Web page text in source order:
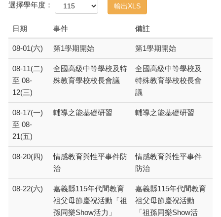
選擇學年度： 輸出XLS
日期 事件 備註
08-01(六) 第1學期開始 第1學期開始
08-11(二)
至 08-
12(三)
全國高級中等學校及特
殊教育學校校長會議
全國高級中等學校及
特殊教育學校校長會
議
08-17(一)
至 08-
21(五)
輔導之能基礎研習 輔導之能基礎研習
08-20(四)
情感教育與性平事件防
治
情感教育與性平事件
防治
08-22(六)
嘉義縣115年代間教育
祖父母節慶祝活動「祖
孫同樂Show活力」
嘉義縣115年代間教育
祖父母節慶祝活動
「祖孫同樂Show活